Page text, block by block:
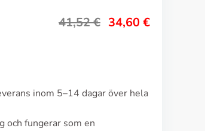
41,52€ 34,60€
inom 5–14 dagar över hela
och fungerar som en